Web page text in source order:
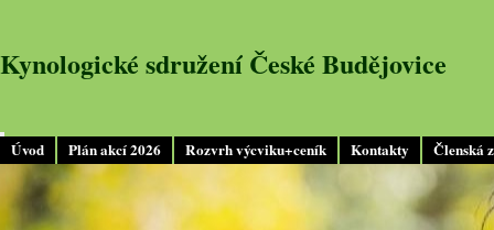
Úvod Plán akcí 2026 Rozvrh výcviku+ceník Kontakty Členská
Kynologické sdružení České Budějovice